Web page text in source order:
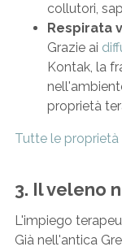
collutori,
Respirata
Grazie ai
Kontak, la
proprietà
Tutte le
3. Il veleno
L'impiego
Già nell'antica